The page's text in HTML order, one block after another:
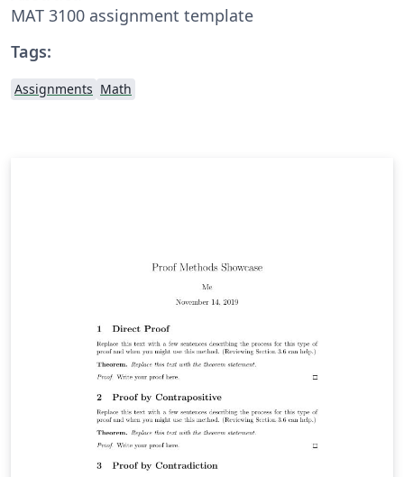
MAT 3100 assignment template
Tags:
Assignments Math